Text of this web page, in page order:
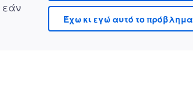
Έχω κι εγώ αυτό το πρόβλημα
εάν